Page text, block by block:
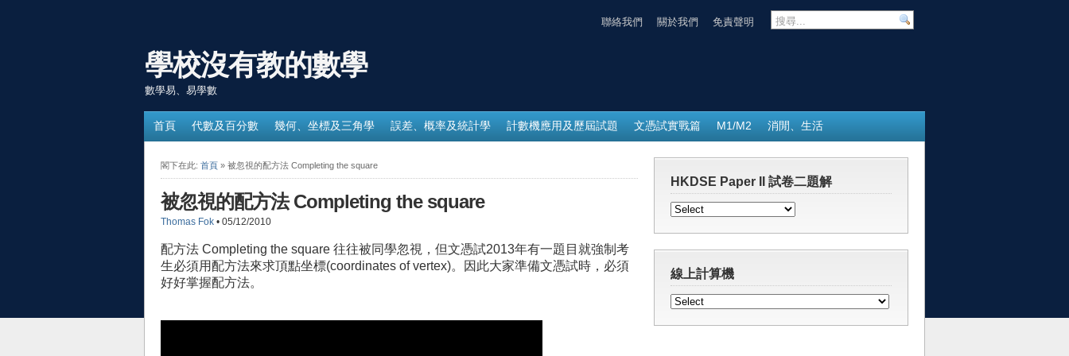
聯絡我們 關於我們 免責聲明
學校沒有教的數學
數學易、易學數
首頁 代數及百分數 幾何、坐標及三角學 誤差、概率及統計學 計數機應用及歷屆試題 文憑試實戰篇 M1/M2 消閒、生活
閣下在此: 首頁 » 被忽視的配方法 Completing the square
被忽視的配方法 Completing the square
Thomas Fok • 05/12/2010
配方法 Completing the square 往往被同學忽視，但文憑試2013年有一題目就強制考
生必須用配方法來求頂點坐標(coordinates of vertex)。因此大家準備文憑試時，必須
好好掌握配方法。
HKDSE Paper II 試卷二題解
線上計算機